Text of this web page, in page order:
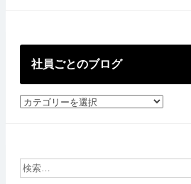
社員ごとのブログ
社
ブ